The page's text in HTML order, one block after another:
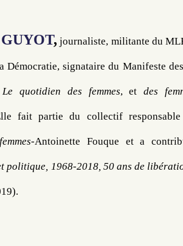
, journaliste, militante du
Démocratie, signataire du Manifeste
Le quotidien des femmes, et
fait partie du collectif
-Antoinette Fouque et a
politique, 1968-2018, 50 ans de